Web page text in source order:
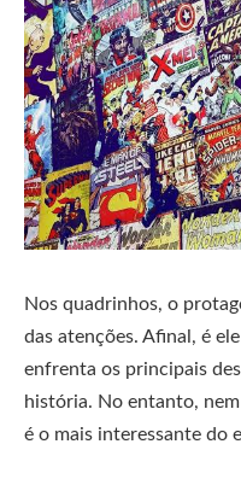
Nos quadrinhos, o
das atenções. Afinal, é
enfrenta os principais
história. No entanto,
é o mais interessante do